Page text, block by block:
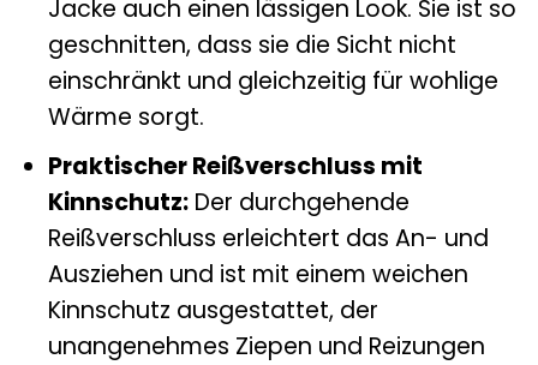
Jacke auch einen lässigen Look. Sie ist so
geschnitten, dass sie die Sicht nicht
einschränkt und gleichzeitig für wohlige
Wärme sorgt.
Praktischer Reißverschluss mit
Kinnschutz:Der durchgehende
Reißverschluss erleichtert das An- und
Ausziehen und ist mit einem weichen
Kinnschutz ausgestattet, der
unangenehmes Ziepen und Reizungen